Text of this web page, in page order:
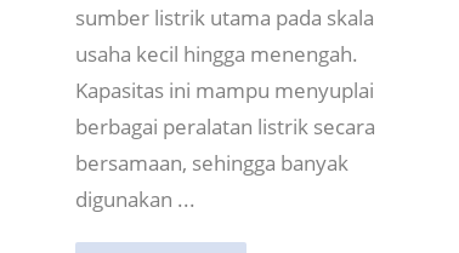
sumber listrik utama pada skala
usaha kecil hingga menengah.
Kapasitas ini mampu menyuplai
berbagai peralatan listrik secara
bersamaan, sehingga banyak
digunakan ...